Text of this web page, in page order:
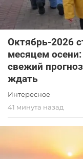
Октябрь-2026
месяцем
свежий
ждать
Интересное
41 минута назад